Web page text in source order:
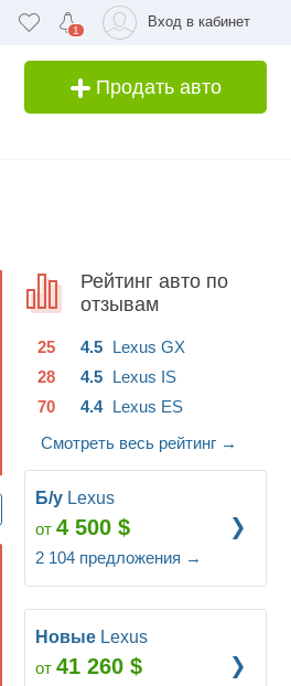
1
Вход в кабинет
Продать авто
Рейтинг авто по
отзывам
25 Lexus GX
4.5
28
Lexus IS
4.5
70
Lexus ES
4.4
Смотреть весь рейтинг →
Б/у Lexus
от 4 500 $
2 104 предложения →
Новые Lexus
от 41 260 $